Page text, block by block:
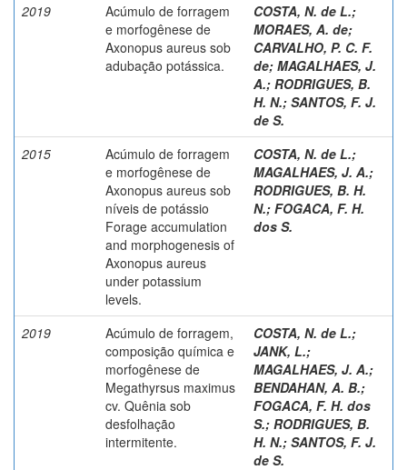
2019
Acúmulo de forragem
e morfogênese de
Axonopus aureus sob
adubação potássica.
COSTA, N. de L.;
MORAES, A. de;
CARVALHO, P. C. F.
de; MAGALHAES, J.
A.; RODRIGUES, B.
H. N.; SANTOS, F. J.
de S.
2015
Acúmulo de forragem
e morfogênese de
Axonopus aureus sob
níveis de potássio
Forage accumulation
and morphogenesis of
Axonopus aureus
under potassium
levels.
COSTA, N. de L.;
MAGALHAES, J. A.;
RODRIGUES, B. H.
N.; FOGACA, F. H.
dos S.
2019
Acúmulo de forragem,
composição química e
morfogênese de
Megathyrsus maximus
cv. Quênia sob
desfolhação
intermitente.
COSTA, N. de L.;
JANK, L.;
MAGALHAES, J. A.;
BENDAHAN, A. B.;
FOGACA, F. H. dos
S.; RODRIGUES, B.
H. N.; SANTOS, F. J.
de S.